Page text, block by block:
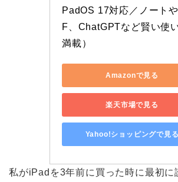
PadOS 17対応／ノート
F、ChatGPTなど賢い使
満載）
Amazonで見る
楽天市場で見る
Yahoo!ショッピングで見る
私がiPadを3年前に買った時に最初に